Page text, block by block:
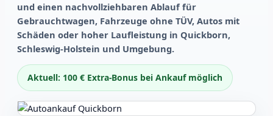
und einen nachvollziehbaren Ablauf für
Gebrauchtwagen, Fahrzeuge ohne TÜV, Autos mit
Schäden oder hoher Laufleistung in Quickborn,
Schleswig-Holstein und Umgebung.
Aktuell: 100 € Extra-Bonus bei Ankauf möglich